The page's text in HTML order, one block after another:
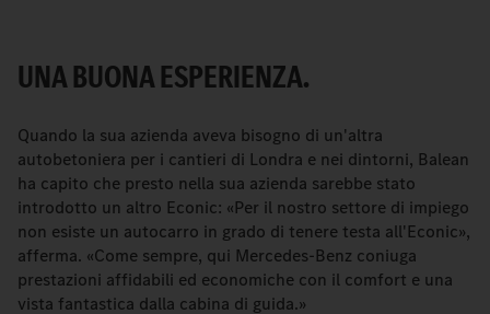
UNA BUONA ESPERIENZA.
Quando la sua azienda aveva bisogno di un'altra
autobetoniera per i cantieri di Londra e nei dintorni, Balean
ha capito che presto nella sua azienda sarebbe stato
introdotto un altro Econic: «Per il nostro settore di impiego
non esiste un autocarro in grado di tenere testa all'Econic»,
afferma. «Come sempre, qui Mercedes-Benz coniuga
prestazioni affidabili ed economiche con il comfort e una
vista fantastica dalla cabina di guida.»